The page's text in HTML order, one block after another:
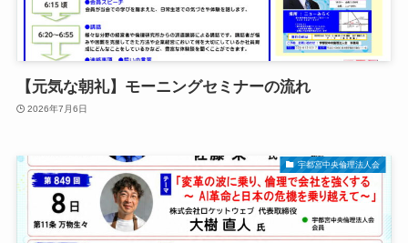
【元気な朝礼】モーニングセミナーの流れ
2026年7月6日
宇都宮中央倫理法人会